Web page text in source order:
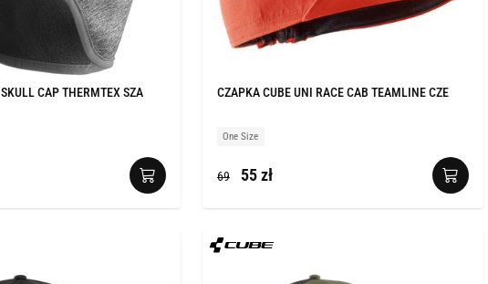
CAP THERMTEX SZA CZAPKA CUBE UNI RACE CAB TEAMLINE CZE
One Size
69 55 zł